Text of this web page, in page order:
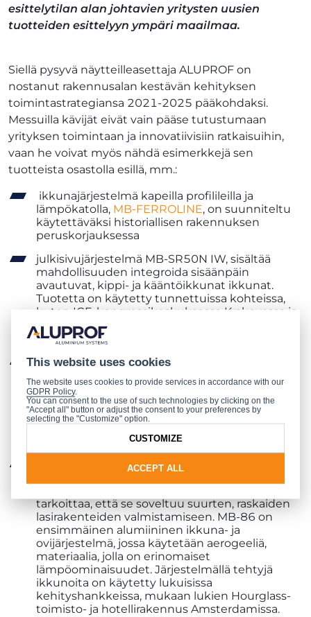
esittelytilan alan johtavien yritysten uusien
tuotteiden esittelyyn ympäri maailmaa.
Siellä pysyvä näytteilleasettaja ALUPROF on
nostanut rakennusalan kestävän kehityksen
toimintastrategiansa 2021-2025 pääkohdaksi.
Messuilla kävijät eivät vain pääse tutustumaan
yrityksen toimintaan ja innovatiivisiin ratkaisuihin,
vaan he voivat myös nähdä esimerkkejä sen
tuotteista osastolla esillä, mm.:
ikkunajärjestelmä kapeilla profilileilla ja
lämpökatolla, MB-FERROLINE, on suunniteltu
käytettäväksi historiallisen rakennuksen
peruskorjauksessa
julkisivujärjestelmä MB-SR50N IW, sisältää
mahdollisuuden integroida sisäänpäin
avautuvat, kippi- ja kääntöikkunat ikkunat.
Tuotetta on käytetty tunnettuissa kohteissa,
kuten ICE-kongressikeskuksessa Krakovassa ja
Ambassador-toimistorakennuksessa
Varsovassa.
sisäänkäynti ovina energiaa säästävät
SI-järjestelmästä, täyttää vaativimmipienkin
käyttäjien toiveet. Huipputeknologia ja
muotoilu tekevät niistä paitsi toimivan ja
yksityiskohdan rakennukseen,
MB-86-järjestelmän ikkunat tarjoavat
tarkoittaa, että se soveltuu suurten, raskaiden
lasirakenteiden valmistamiseen. MB-86 on
ensimmäinen alumiininen ikkuna- ja
ovijärjestelmä, jossa käytetään aerogeeliä,
materiaalia, jolla on erinomaiset
lämpöominaisuudet. Järjestelmällä tehtyjä
ikkunoita on käytetty lukuisissa
kehityshankkeissa, mukaan lukien Hourglass-
toimisto- ja hotellirakennus Amsterdamissa.
This website uses cookies
The website uses cookies to provide services in accordance with our
GDPR Policy.
You can consent to the use of such technologies by clicking on the
"Accept all" button or adjust the consent to your preferences by
selecting the "Customize" option.
ACCEPT ALL
CUSTOMIZE